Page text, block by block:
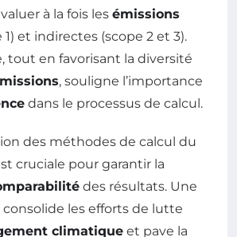
à la fois les émissions
1) et indirectes (scope 2 et 3).
tout en favorisant la diversité
, souligne l’importance
dans le processus de calcul.
des méthodes de calcul du
cruciale pour garantir la
des résultats. Une
les efforts de lutte
climatique et pave la